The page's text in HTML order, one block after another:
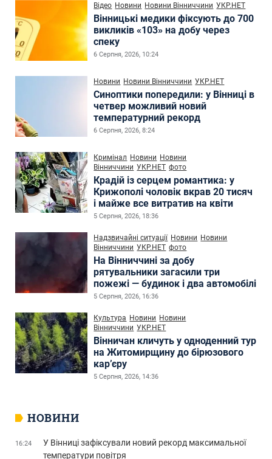
Відео Новини Новини Вінниччини УКР.НЕТ
Вінницькі медики фіксують до 700
викликів «103» на добу через
спеку
6 Серпня, 2026, 10:24
Новини Новини Вінниччини УКР.НЕТ
Синоптики попередили: у Вінниці в
четвер можливий новий
температурний рекорд
6 Серпня, 2026, 8:24
Кримінал Новини Новини
Вінниччини УКР.НЕТ фото
Крадій із серцем романтика: у
Крижополі чоловік вкрав 20 тисяч
і майже все витратив на квіти
5 Серпня, 2026, 18:36
Надзвичайні ситуації Новини Новини
Вінниччини УКР.НЕТ фото
На Вінниччині за добу
рятувальники загасили три
пожежі — будинок і два автомобілі
5 Серпня, 2026, 16:36
Культура Новини Новини
Вінниччини УКР.НЕТ
Вінничан кличуть у одноденний тур
на Житомирщину до бірюзового
кар’єру
5 Серпня, 2026, 14:36
НОВИНИ
16:24
У Вінниці зафіксували новий рекорд максимальної
температури повітря